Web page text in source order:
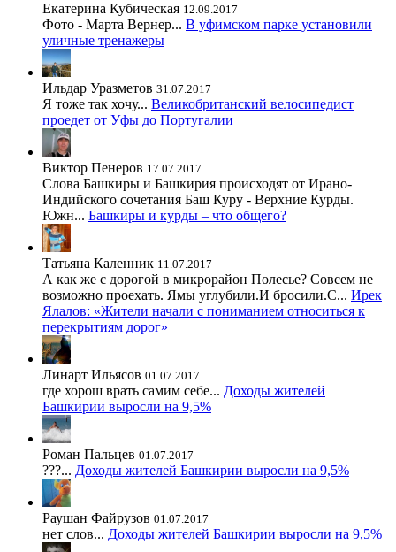
Екатерина Кубическая 12.09.2017
Фото - Марта Вернер... В уфимском парке установили
уличные тренажеры
Ильдар Уразметов 31.07.2017
Я тоже так хочу... Великобританский велосипедист
проедет от Уфы до Португалии
Виктор Пенеров 17.07.2017
Слова Башкиры и Башкирия происходят от Ирано-
Индийского сочетания Баш Куру - Верхние Курды.
Южн... Башкиры и курды – что общего?
Татьяна Каленник 11.07.2017
А как же с дорогой в микрорайон Полесье? Совсем не
возможно проехать. Ямы углубили.И бросили.С... Ирек
Ялалов: «Жители начали с пониманием относиться к
перекрытиям дорог»
Линарт Ильясов 01.07.2017
где хорош врать самим себе... Доходы жителей
Башкирии выросли на 9,5%
Роман Пальцев 01.07.2017
???... Доходы жителей Башкирии выросли на 9,5%
Раушан Файрузов 01.07.2017
нет слов... Доходы жителей Башкирии выросли на 9,5%